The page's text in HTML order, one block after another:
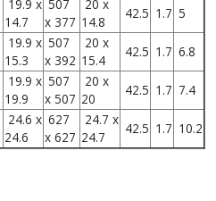
19.9 x
14.7
507
x 377
20 x
14.8
42.5 1.7 5
19.9 x
15.3
507
x 392
20 x
15.4
42.5 1.7 6.8
19.9 x
19.9
507
x 507
20 x
20
42.5 1.7 7.4
24.6 x
24.6
627
x 627
24.7 x
24.7
42.5 1.7 10.2